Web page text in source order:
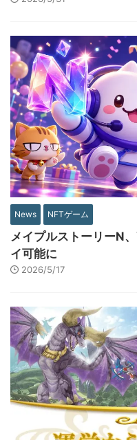
News NFTゲーム
メイプルストーリーN
イ可能に
2026/5/17